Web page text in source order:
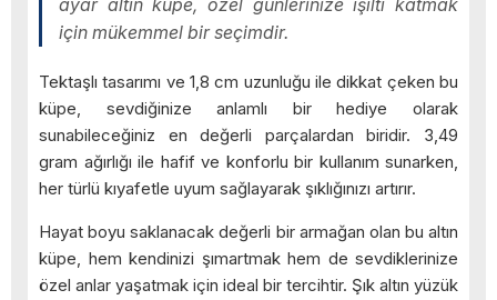
ayar altın küpe, özel günlerinize ışıltı katmak
için mükemmel bir seçimdir.
Tektaşlı tasarımı ve 1,8 cm uzunluğu ile dikkat çeken bu
küpe, sevdiğinize anlamlı bir hediye olarak
sunabileceğiniz en değerli parçalardan biridir. 3,49
gram ağırlığı ile hafif ve konforlu bir kullanım sunarken,
her türlü kıyafetle uyum sağlayarak şıklığınızı artırır.
Hayat boyu saklanacak değerli bir armağan olan bu altın
küpe, hem kendinizi şımartmak hem de sevdiklerinize
özel anlar yaşatmak için ideal bir tercihtir. Şık altın yüzük